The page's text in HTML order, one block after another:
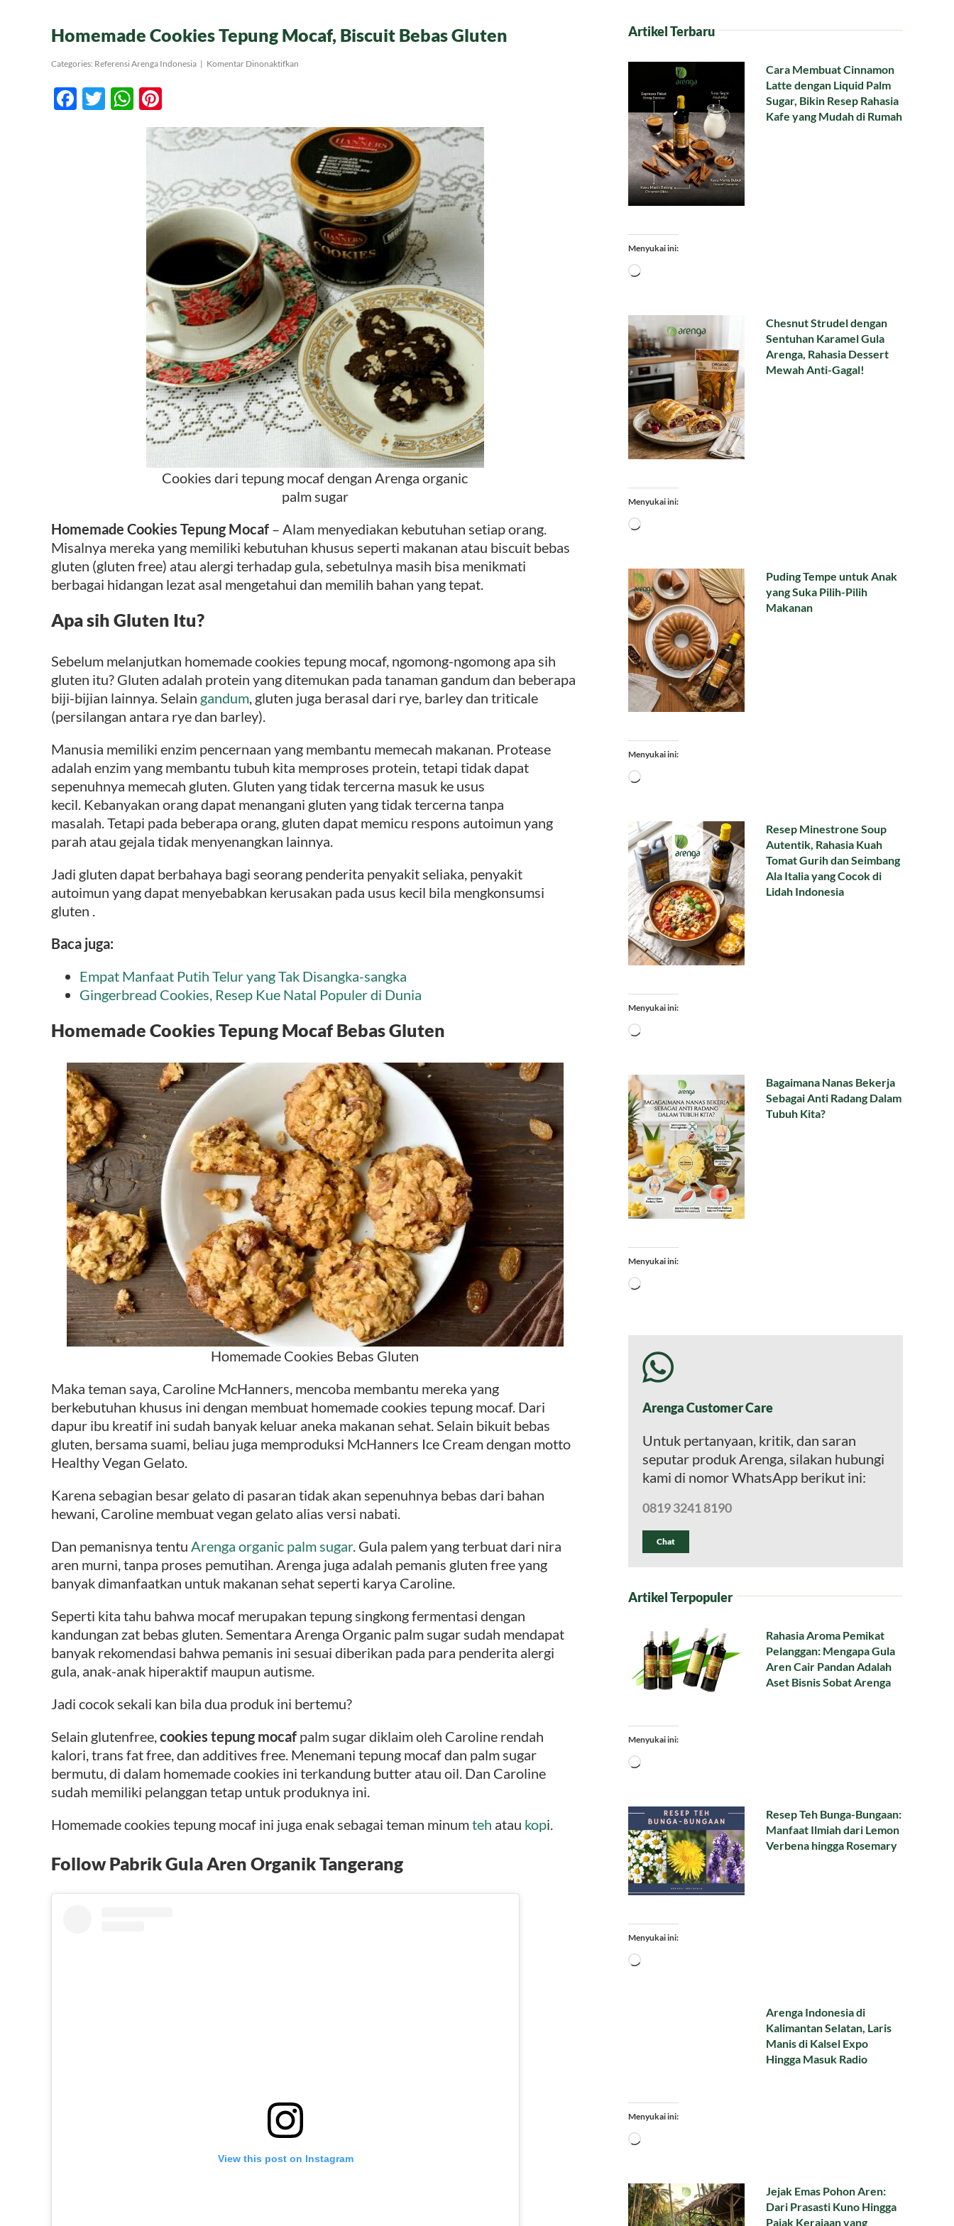
Homemade Cookies Tepung Mocaf, Biscuit Bebas Gluten
Categories: Referensi Arenga Indonesia | Komentar Dinonaktifkan
Bebas
Gluten
Facebook
TwitterWhatsApp
Cookies dari tepung mocaf dengan Arenga organic
palm sugar
Homemade Cookies Tepung Mocaf – Alam menyediakan kebutuhan setiap orang.
Misalnya mereka yang memiliki kebutuhan khusus seperti makanan atau biscuit bebas
gluten (gluten free) atau alergi terhadap gula, sebetulnya masih bisa menikmati
berbagai hidangan lezat asal mengetahui dan memilih bahan yang tepat.
Apa sih Gluten Itu?
Sebelum melanjutkan homemade cookies tepung mocaf, ngomong-ngomong apa sih
gluten itu? Gluten adalah protein yang ditemukan pada tanaman gandum dan beberapa
biji-bijian lainnya. Selain gandum, gluten juga berasal dari rye, barley dan triticale
(persilangan antara rye dan barley).
Manusia memiliki enzim pencernaan yang membantu memecah makanan. Protease
adalah enzim yang membantu tubuh kita memproses protein, tetapi tidak dapat
sepenuhnya memecah gluten. Gluten yang tidak tercerna masuk ke usus
kecil. Kebanyakan orang dapat menangani gluten yang tidak tercerna tanpa
masalah. Tetapi pada beberapa orang, gluten dapat memicu respons autoimun yang
parah atau gejala tidak menyenangkan lainnya.
Jadi gluten dapat berbahaya bagi seorang penderita penyakit seliaka, penyakit
autoimun yang dapat menyebabkan kerusakan pada usus kecil bila mengkonsumsi
gluten .
Baca juga:
Empat Manfaat Putih Telur yang Tak Disangka-sangka
Gingerbread Cookies, Resep Kue Natal Populer di Dunia
Homemade Cookies Tepung Mocaf Bebas Gluten
Homemade Cookies Bebas Gluten
Maka teman saya, Caroline McHanners, mencoba membantu mereka yang
berkebutuhan khusus ini dengan membuat homemade cookies tepung mocaf. Dari
dapur ibu kreatif ini sudah banyak keluar aneka makanan sehat. Selain bikuit bebas
gluten, bersama suami, beliau juga memproduksi McHanners Ice Cream dengan motto
Healthy Vegan Gelato.
Karena sebagian besar gelato di pasaran tidak akan sepenuhnya bebas dari bahan
hewani, Caroline membuatvegan gelato alias versi nabati.
Dan pemanisnya tentu Arenga organic palm sugar. Gula palem yang terbuat dari nira
aren murni, tanpa proses pemutihan. Arenga juga adalah pemanis gluten free yang
banyak dimanfaatkan untuk makanan sehat seperti karya Caroline.
Seperti kita tahu bahwa mocaf merupakan tepung singkong fermentasi dengan
kandungan zat bebas gluten. Sementara Arenga Organic palm sugar sudah mendapat
banyak rekomendasi bahwa pemanis ini sesuai diberikan pada para penderita alergi
gula, anak-anak hiperaktif maupun autisme.
Jadi cocok sekali kan bila dua produk ini bertemu?
Selain glutenfree,cookies tepung mocaf palm sugar diklaim oleh Caroline rendah
kalori, trans fat free, dan additives free. Menemani tepung mocaf dan palm sugar
bermutu, di dalam homemade cookies ini terkandung butter atau oil. Dan Caroline
sudah memiliki pelanggan tetap untuk produknya ini.
Homemade cookies tepung mocaf ini juga enak sebagai teman minumteh atau kopi.
Follow Pabrik Gula Aren Organik Tangerang
View this post on Instagram
Artikel Terbaru
Cara Membuat Cinnamon
Latte dengan Liquid Palm
Sugar, Bikin Resep Rahasia
Kafe yang Mudah di Rumah
Menyukai ini:
Memuat...
Chesnut Strudel dengan
Sentuhan Karamel Gula
Arenga, Rahasia Dessert
Mewah Anti-Gagal!
Menyukai ini:
Memuat...
Puding Tempe untuk Anak
yang Suka Pilih-Pilih
Makanan
Menyukai ini:
Memuat...
Resep Minestrone Soup
Autentik, Rahasia Kuah
Tomat Gurih dan Seimbang
Ala Italia yang Cocok di
Lidah Indonesia
Menyukai ini:
Memuat...
Bagaimana Nanas Bekerja
Sebagai Anti Radang Dalam
Tubuh Kita?
Menyukai ini:
Memuat...
Arenga Customer Care
Untuk pertanyaan, kritik, dan saran
seputar produk Arenga, silakan hubungi
kami di nomor WhatsApp berikut ini:
0819 3241 8190
Chat
Artikel Terpopuler
Rahasia Aroma Pemikat
Pelanggan: Mengapa Gula
Aren Cair Pandan Adalah
Aset Bisnis Sobat Arenga
Menyukai ini:
Memuat...
Resep Teh Bunga-Bungaan:
Manfaat Ilmiah dari Lemon
Verbena hingga Rosemary
Menyukai ini:
Memuat...
Arenga Indonesia di
Kalimantan Selatan, Laris
Manis di Kalsel Expo
Hingga Masuk Radio
Menyukai ini:
Memuat...
Jejak Emas Pohon Aren:
Dari Prasasti Kuno Hingga
Pajak Kerajaan yang